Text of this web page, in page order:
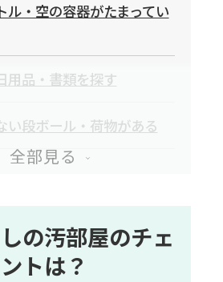
ル・空の容器がたまってい
用品・書類を探す
い段ボール・荷物がある
臭がする
の汚部屋のチェ
トは？